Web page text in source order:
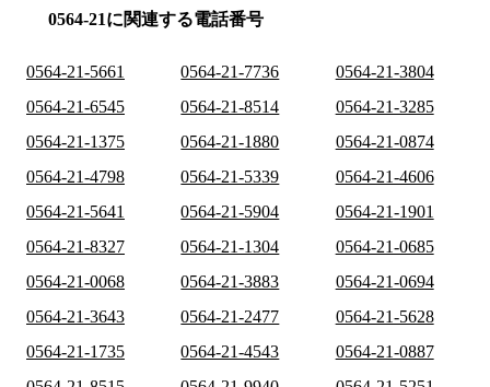
0564-21に関連する電話番号
0564-21-5661 0564-21-7736
0564-21-3804
0564-21-6545
0564-21-8514
0564-21-3285
0564-21-1375
0564-21-1880
0564-21-0874
0564-21-4798
0564-21-5339
0564-21-4606
0564-21-5641
0564-21-5904
0564-21-1901
0564-21-8327
0564-21-1304
0564-21-0685
0564-21-0068
0564-21-3883
0564-21-0694
0564-21-3643
0564-21-2477
0564-21-5628
0564-21-1735
0564-21-4543
0564-21-0887